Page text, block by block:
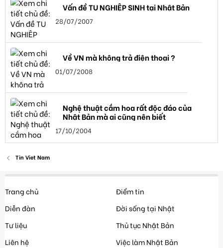
Vấn đề TU NGHIỆP SINH tại Nhật Bản
28/07/2007
Về VN mà không trả điện thoại ?
01/07/2008
Nghệ thuật cắm hoa rất độc đáo của
Nhật Bản mà ai cũng nên biết
17/10/2004
Tin Viet Nam
Trang chủ
Diễn đàn
Tư liệu
Liên hệ
Điểm tin
Đời sống tại Nhật
Thủ tục Nhật Bản
Việc làm Nhật Bản